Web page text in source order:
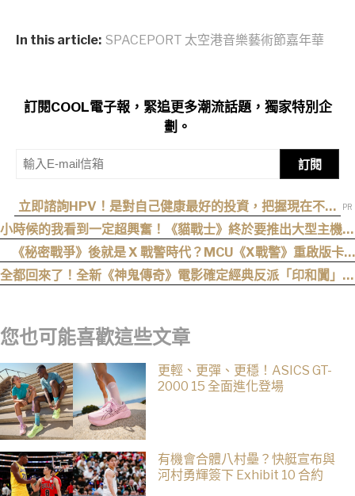
In this article: SPACEPORT 太空港音樂藝術節嘉年華
訂閱COOL電子報，緊追更多潮流話題，獨家特別企
劃。
訂閱
立即諮詢HPV！是對自己健康最好的投資，把握現在不嫌
晚！
小時候的我看到一定超興奮！《貓戰士》終於要推出大型主機遊
戲！《Warrior Cats: Clans of the Forest》今年秋季登場，
自創貓咪加入四大部族冒險
《秘密戰爭》後就是 X 戰警時代？MCU《X戰警》重啟版卡
司、上映時間與最新爆料整理
全都回來了！全新《神鬼傳奇》電影確定經典反派「印和闐」也
您也可能喜歡這些文章
更輕、更彈、更穩！ASICS GT-
2000 15 全面進化登場
有機會合體八村壘？快艇宣布與
河村勇輝簽下 Exhibit 10 合約